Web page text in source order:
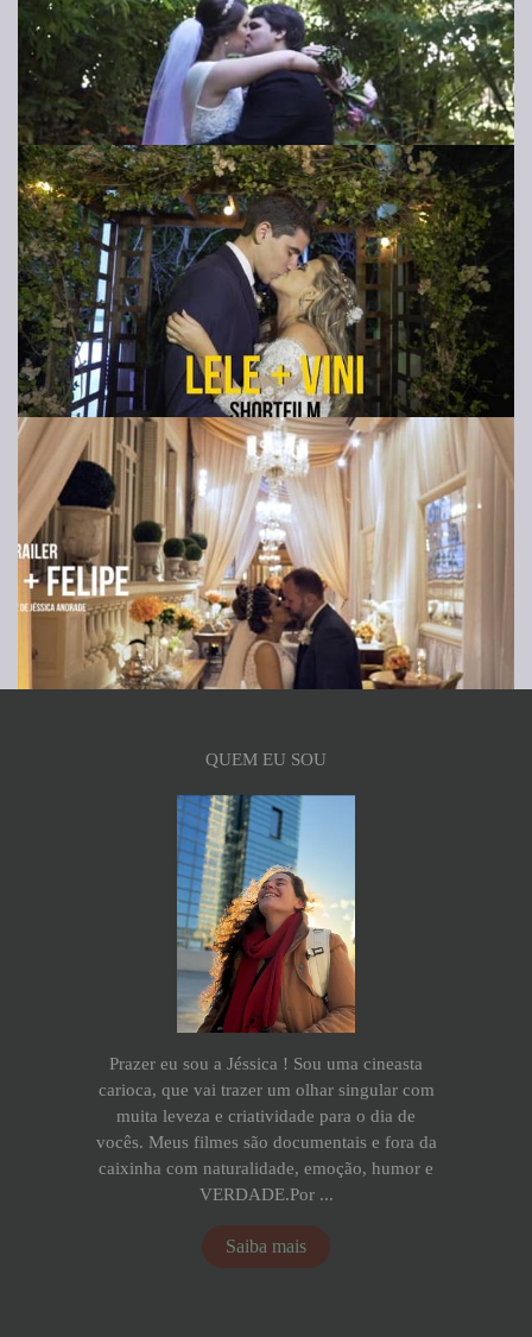
QUEM EU SOU
Prazer eu sou a Jéssica ! Sou uma cineasta
carioca, que vai trazer um olhar singular com
muita leveza e criatividade para o dia de
vocês. Meus filmes são documentais e fora da
caixinha com naturalidade, emoção, humor e
VERDADE.Por ...
Saiba mais